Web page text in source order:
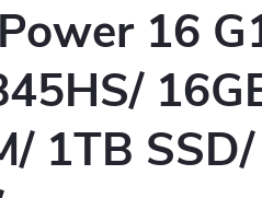
16
1TB